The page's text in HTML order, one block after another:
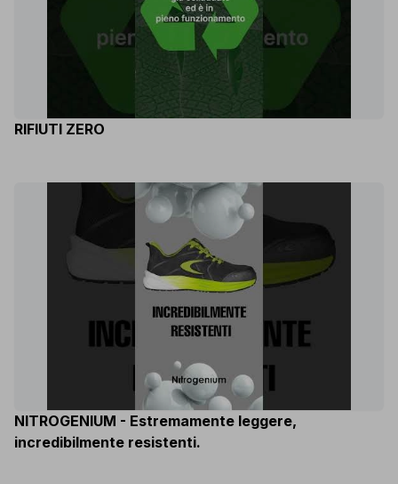
RIFIUTI ZERO
NITROGENIUM - Estremamente leggere,
incredibilmente resistenti.